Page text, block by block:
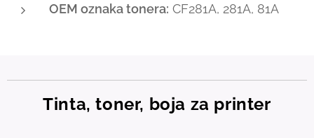
OEM oznaka tonera: CF281A, 281A, 81A
Tinta, toner, boja za printer